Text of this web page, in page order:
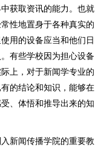
获取资讯的能力。也就
性地置身于各种真实的
用的设备应当和他们日
有些学校因为担心设备
上，对于新闻学专业的
的结论和知识，能够在
、体悟和推导出来的知
新闻传播学院的重要教